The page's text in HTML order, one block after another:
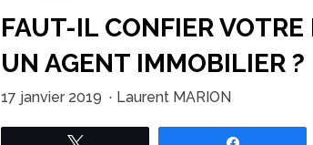
FAUT-IL CONFIER VOTRE
UN AGENT IMMOBILIER ?
17 janvier 2019 · Laurent MARION